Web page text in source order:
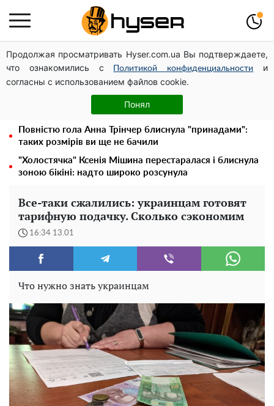
Продолжая просматривать Hyser.com.ua Вы подтверждаете,
что ознакомились с
Политикой конфиденциальности
и
согласны с использованием файлов cookie.
Понял
Українська авіатранспортна асоціація звернулася до
Мінфіну із закликом уніфікувати оподаткування
авіалізингу
Місяць без світла, лютий холод та комунальні платежі
на тисячі гривень: народ "ламають" у відключення
Повністю гола Анна Трінчер блиснула "принадами":
таких розмірів ви ще не бачили
"Холостячка" Ксенія Мішина перестаралася і блиснула
зоною бікіні: надто широко розсунула
Все-таки сжалились: украинцам готовят
тарифную подачку. Сколько сэкономим
16:34 13.01
Что нужно знать украинцам